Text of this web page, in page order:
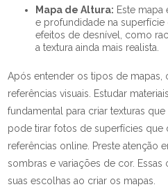
Mapa de Altura: Este
e profundidade na
efeitos de desnível, como
a textura ainda mais realista.
Após entender os tipos de
referências visuais. Estudar
fundamental para criar texturas
pode tirar fotos de superfícies que
referências online. Preste atenção
sombras e variações de cor. Essas
suas escolhas ao criar os mapas.